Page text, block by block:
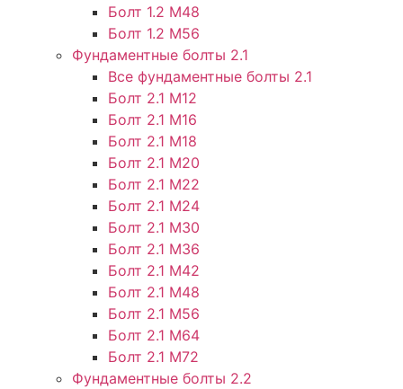
Болт 1.2 М48
Болт 1.2 М56
Фундаментные болты 2.1
Все фундаментные болты 2.1
Болт 2.1 М12
Болт 2.1 М16
Болт 2.1 М18
Болт 2.1 М20
Болт 2.1 М22
Болт 2.1 М24
Болт 2.1 М30
Болт 2.1 М36
Болт 2.1 М42
Болт 2.1 М48
Болт 2.1 М56
Болт 2.1 М64
Болт 2.1 М72
Фундаментные болты 2.2